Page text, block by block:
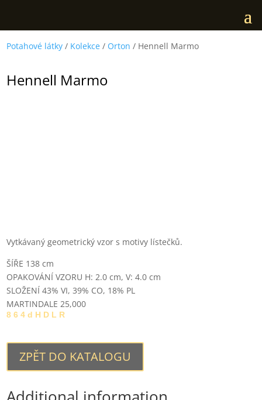
Potahové látky / Kolekce / Orton / Hennell Marmo
Hennell Marmo
Vytkávaný geometrický vzor s motivy lístečků.
ŠÍŘE 138 cm
OPAKOVÁNÍ VZORU H: 2.0 cm, V: 4.0 cm
SLOŽENÍ43% VI, 39% CO, 18% PL
MARTINDALE 25,000
8 6 4 d H D L R
ZPĚT DO KATALOGU